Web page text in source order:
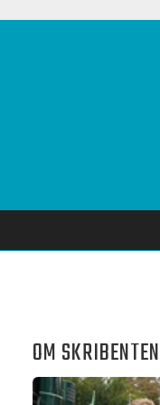
OM SKRIBENTEN